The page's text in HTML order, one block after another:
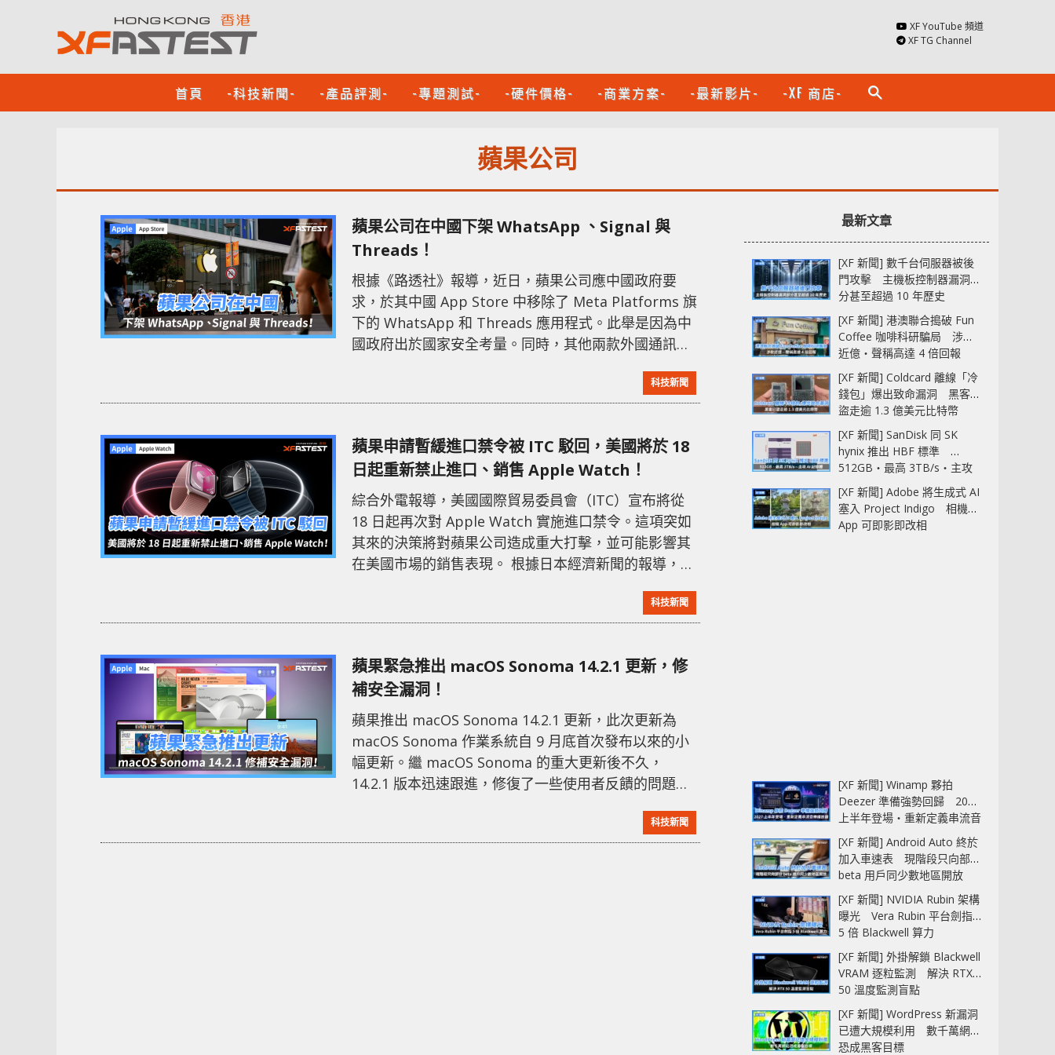
XF YouTube 頻道
XF TG Channel
首頁 -科技新聞- -產品評測- -專題測試- -硬件價格- -商業方案- -最新影片- -XF 商店- search
蘋果公司
蘋果公司在中國下架 WhatsApp 、Signal 與
Threads！
根據《路透社》報導，近日，蘋果公司應中國政府要
求，於其中國 App Store 中移除了 Meta Platforms 旗
下的 WhatsApp 和 Threads 應用程式。此舉是因為中
國政府出於國家安全考量。同時，其他兩款外國通訊應
款應用程序顯示出中國中央政府對於至少部分外國線上
通訊服務的不寬容，這些服務均未受到中國控制。這也
透社在當天的檢查中發現，Meta 的其他應用程式如
科技新聞
蘋果申請暫緩進口禁令被 ITC 駁回，美國將於 18
日起重新禁止進口、銷售 Apple Watch！
綜合外電報導，美國國際貿易委員會（ITC）宣布將從
18 日起再次對 Apple Watch 實施進口禁令。這項突如
其來的決策將對蘋果公司造成重大打擊，並可能影響其
在美國市場的銷售表現。 根據日本經濟新聞的報導，此
為，此舉可能與知識產權糾紛或貿易政策調整有關。
Apple Watch 自推出以來，在全球智能手錶市場中佔有
連鎖反應。 蘋果公司尚未對這一消息作出正式回應。隨
著禁令執行日期的臨近，
科技新聞
蘋果緊急推出 macOS Sonoma 14.2.1 更新，修
補安全漏洞！
蘋果推出 macOS Sonoma 14.2.1 更新，此次更新為
macOS Sonoma 作業系統自 9 月底首次發布以來的小
幅更新。繼 macOS Sonoma 的重大更新後不久，
14.2.1 版本迅速跟進，修復了一些使用者反饋的問題，
供所有符合條件的 Mac 電腦免費下載，用戶可通過系統
設置中的軟件更新部分進行操作。據蘋果公司發布的更
科技新聞
最新文章
[XF 新聞] 數千台伺服器被後
門攻擊 主機板控制器漏洞部
分甚至超過 10 年歷史
[XF 新聞] 港澳聯合搗破 Fun
Coffee 咖啡科研騙局 涉款
近億‧聲稱高達 4 倍回報
[XF 新聞] Coldcard 離線「冷
錢包」爆出致命漏洞 黑客已
盜走逾 1.3 億美元比特幣
[XF 新聞] SanDisk 同 SK
hynix 推出 HBF 標準
512GB‧最高 3TB/s‧主攻
AI 記憶體
[XF 新聞] Adobe 將生成式 AI
塞入 Project Indigo 相機
App 可即影即改相
[XF 新聞] Winamp 夥拍
Deezer 準備強勢回歸 2027
上半年登場‧重新定義串流音
樂播放器
[XF 新聞] Android Auto 終於
加入車速表 現階段只向部分
beta 用戶同少數地區開放
[XF 新聞] NVIDIA Rubin 架構
曝光 Vera Rubin 平台劍指
5 倍 Blackwell 算力
[XF 新聞] 外掛解鎖 Blackwell
VRAM 逐粒監測 解決 RTX
50 溫度監測盲點
[XF 新聞] WordPress 新漏洞
已遭大規模利用 數千萬網站
恐成黑客目標